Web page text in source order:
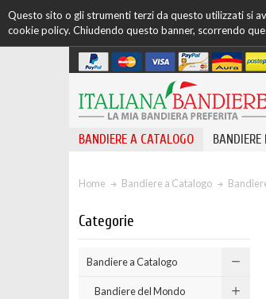
Questo sito o gli strumenti terzi da questo utilizzati si
cookie policy. Chiudendo questo banner, scorrendo
BANDIERE A CATALOGO
Home Bandiere a Catalogo
Categorie
Bandiere a Catalogo
Bandiere del Mondo